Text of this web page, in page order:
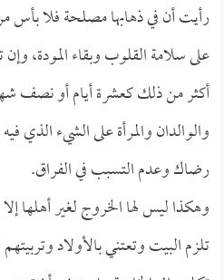
رأيت أن في ذهابها مصلحة فلا بأس
على سلامة القلوب وبقاء المودة،
أكثر من ذلك كعشرة أيام أو نصف
والوالدان والمرأة على الشيء
رضاك وعدم التسبب في الفراق.
وهكذا ليس لها الخروج لغير أهلها
تلزم البيت وتعتني بالأولاد وتربيتهم